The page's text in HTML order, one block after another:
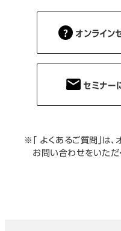
オンライン
セミナー
※
「 よくあるご質問」は
お問い合わせをいただ